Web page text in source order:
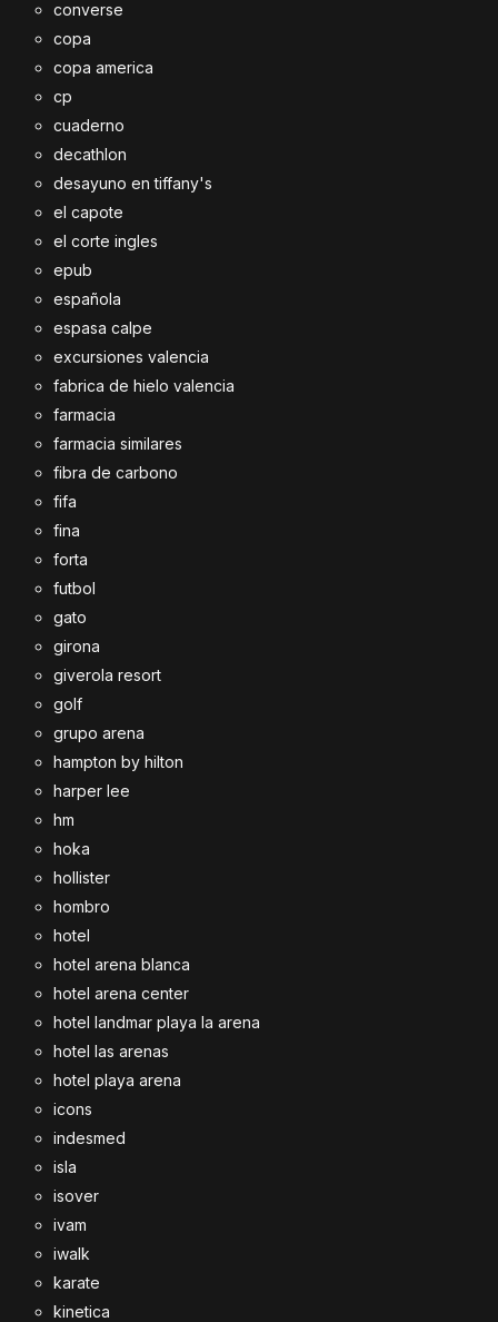
converse
copa
copa america
cp
cuaderno
decathlon
desayuno en tiffany's
el capote
el corte ingles
epub
española
espasa calpe
excursiones valencia
fabrica de hielo valencia
farmacia
farmacia similares
fibra de carbono
fifa
fina
forta
futbol
gato
girona
giverola resort
golf
grupo arena
hampton by hilton
harper lee
hm
hoka
hollister
hombro
hotel
hotel arena blanca
hotel arena center
hotel landmar playa la arena
hotel las arenas
hotel playa arena
icons
indesmed
isla
isover
ivam
iwalk
karate
kinetica